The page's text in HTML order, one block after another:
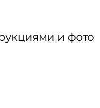
и фото